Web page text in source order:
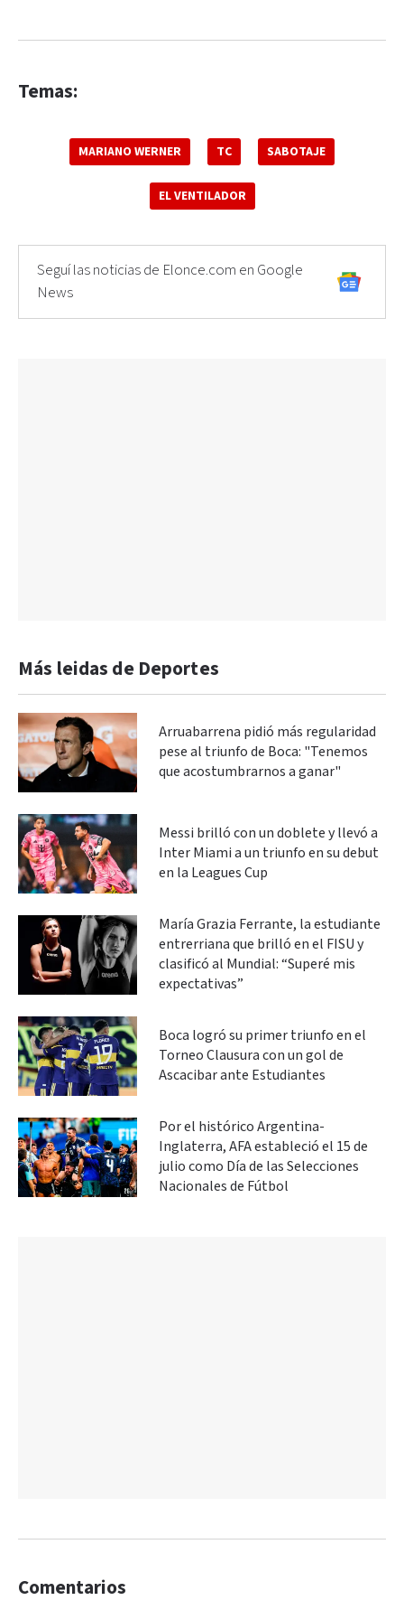
Temas:
MARIANO WERNER TC SABOTAJE
EL VENTILADOR
Seguí las noticias de Elonce.com en Google
News
Más leidas de Deportes
Arruabarrena pidió más regularidad
pese al triunfo de Boca: "Tenemos
que acostumbrarnos a ganar"
Messi brilló con un doblete y llevó a
Inter Miami a un triunfo en su debut
en la Leagues Cup
María Grazia Ferrante, la estudiante
entrerriana que brilló en el FISU y
clasificó al Mundial: “Superé mis
expectativas”
Boca logró su primer triunfo en el
Torneo Clausura con un gol de
Ascacibar ante Estudiantes
Por el histórico Argentina-
Inglaterra, AFA estableció el 15 de
julio como Día de las Selecciones
Nacionales de Fútbol
Comentarios